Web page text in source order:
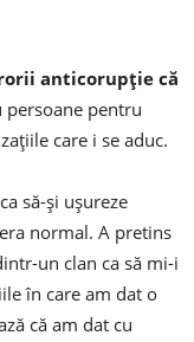
anticorupţie că
persoane pentru
care i se aduc.
să-şi uşureze
normal. A pretins
un clan ca să mi-i
în care am dat o
că am dat cu